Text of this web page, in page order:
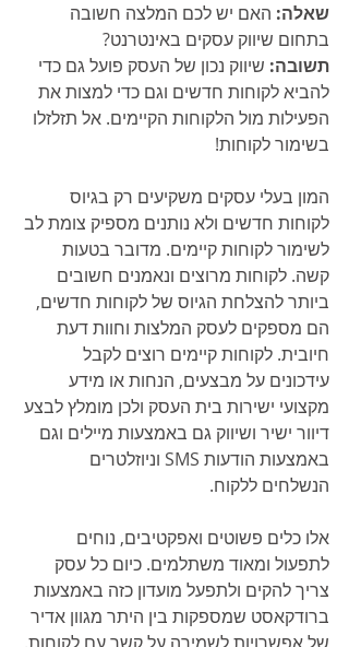
שאלה: האם יש לכם המלצה חשובה
בתחום שיווק עסקים באינטרנט?
תשובה: שיווק נכון של העסק פועל גם כדי
להביא לקוחות חדשים וגם כדי למצות את
הפעילות מול הלקוחות הקיימים. אל תזלזלו
בשימור לקוחות!
המון בעלי עסקים משקיעים רק בגיוס
לקוחות חדשים ולא נותנים מספיק צומת לב
לשימור לקוחות קיימים. מדובר בטעות
קשה. לקוחות מרוצים ונאמנים חשובים
ביותר להצלחת הגיוס של לקוחות חדשים,
הם מספקים לעסק המלצות וחוות דעת
חיובית. לקוחות קיימים רוצים לקבל
עידכונים על מבצעים, הנחות או מידע
מקצועי ישירות בית העסק ולכן מומלץ לבצע
דיוור ישיר ושיווק גם באמצעות מיילים וגם
באמצעות הודעות SMS וניוזלטרים
הנשלחים ללקוח.
אלו כלים פשוטים ואפקטיבים, נוחים
לתפעול ומאוד משתלמים. כיום כל עסק
צריך להקים ולתפעל מועדון כזה באמצעות
ברודקאסט שמספקות בין היתר מגוון אדיר